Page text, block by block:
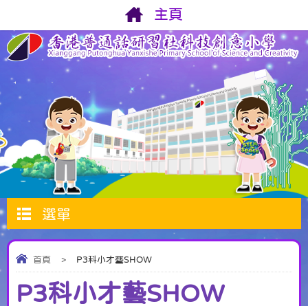
主頁
選單
首頁 > P3科小才藝SHOW
P3科小才藝SHOW